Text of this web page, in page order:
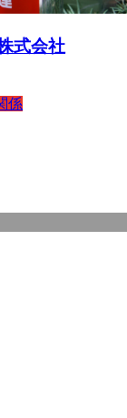
式会社
係